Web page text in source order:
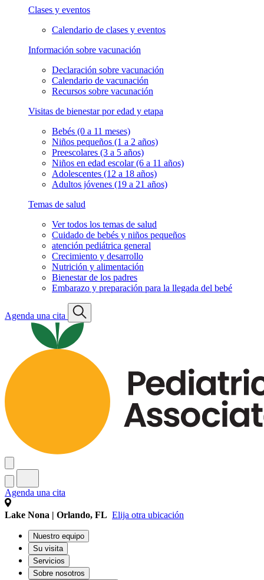
Clases y eventos
Calendario de clases y eventos
Información sobre vacunación
Declaración sobre vacunación
Calendario de vacunación
Recursos sobre vacunación
Visitas de bienestar por edad y etapa
Bebés (0 a 11 meses)
Niños pequeños (1 a 2 años)
Preescolares (3 a 5 años)
Niños en edad escolar (6 a 11 años)
Adolescentes (12 a 18 años)
Adultos jóvenes (19 a 21 años)
Temas de salud
Ver todos los temas de salud
Cuidado de bebés y niños pequeños
atención pediátrica general
Crecimiento y desarrollo
Nutrición y alimentación
Bienestar de los padres
Embarazo y preparación para la llegada del bebé
Agenda una cita
Agenda una cita
Lake Nona | Orlando, FL Elija otra ubicación
Nuestro equipo
Su visita
Servicios
Sobre nosotros